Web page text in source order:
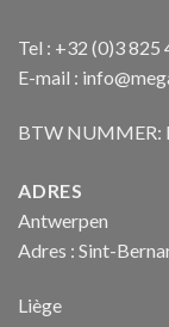
Tel : +32 (0)3 825
E-mail :
BTW NUMMER:
ADRES
Antwerpen
Adres : Sint-
Liège